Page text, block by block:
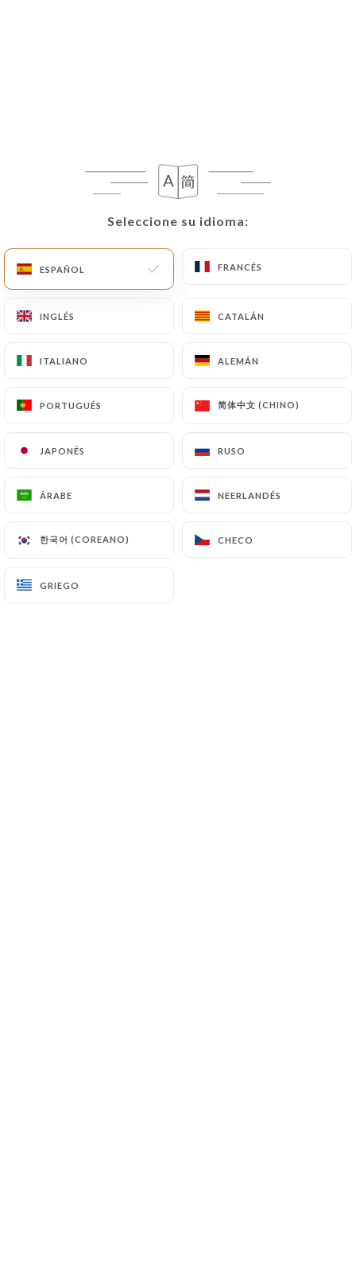
Seleccione su idioma:
ESPAÑOL FRANCÉS
INGLÉS CATALÁN
ITALIANO ALEMÁN
PORTUGUÉS 简体中文 (CHINO)
JAPONÉS RUSO
ÁRABE NEERLANDÉS
한국어 (COREANO) CHECO
GRIEGO
Seleccione su idioma:
ESPAÑOL FRANCÉS
INGLÉS CATALÁN
ITALIANO ALEMÁN
PORTUGUÉS 简体中文 (CHINO)
JAPONÉS RUSO
ÁRABE NEERLANDÉS
한국어 (COREANO) CHECO
GRIEGO